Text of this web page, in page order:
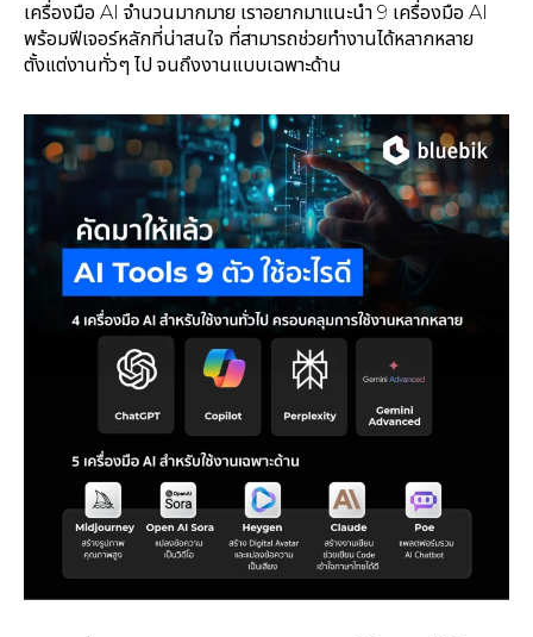
เครื่องมือ AI จำนวนมากมาย เราอยากมาแนะนำ 9 เครื่องมือ AI
พร้อมฟีเจอร์หลักที่น่าสนใจ ที่สามารถช่วยทำงานได้หลากหลาย
ตั้งแต่งานทั่วๆ ไป จนถึงงานแบบเฉพาะด้าน